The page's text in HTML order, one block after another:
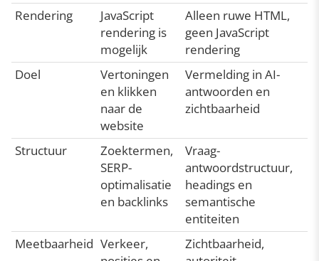
Rendering
JavaScript
rendering is
mogelijk
Alleen ruwe HTML,
geen JavaScript
rendering
Doel
Vertoningen
en klikken
naar de
website
Vermelding in AI-
antwoorden en
zichtbaarheid
Structuur
Zoektermen,
SERP-
optimalisatie
en backlinks
Vraag-
antwoordstructuur,
headings en
semantische
entiteiten
Meetbaarheid Verkeer,
Zichtbaarheid,